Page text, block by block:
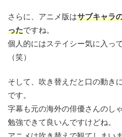
さらに、アニメ版はサブキャラ
ったですね。
個人的にはステイシー気に入っ
（笑）
そして、吹き替えだと口の動き
です。
字幕も元の海外の俳優さんのし
勉強できて良いんですけどね。